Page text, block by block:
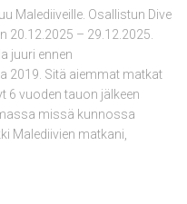
Malediiveille. Osallistun Dive
20.12.2025 – 29.12.2025.
juuri ennen
2019. Sitä aiemmat matkat
6 vuoden tauon jälkeen
missä kunnossa
Malediivien matkani,